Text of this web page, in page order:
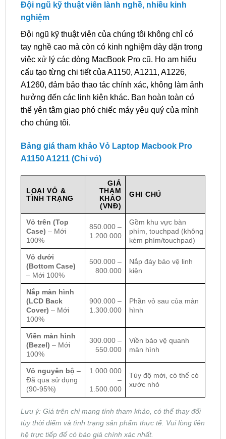
Đội ngũ kỹ thuật viên lành nghề, nhiều kinh
nghiệm
Đội ngũ kỹ thuật viên của chúng tôi không chỉ có
tay nghề cao mà còn có kinh nghiệm dày dặn trong
việc xử lý các dòng MacBook Pro cũ. Họ am hiểu
cấu tạo từng chi tiết của A1150, A1211, A1226,
A1260, đảm bảo thao tác chính xác, không làm ảnh
hưởng đến các linh kiện khác. Bạn hoàn toàn có
thể yên tâm giao phó chiếc máy yêu quý của mình
cho chúng tôi.
Bảng giá tham khảo Vỏ Laptop Macbook Pro
A1150 A1211 (Chỉ vỏ)
LOẠI VỎ &
TÌNH TRẠNG
GIÁ
THAM
KHẢO
(VNĐ)
GHI CHÚ
Vỏ trên (Top
Case) – Mới
100%
850.000 –
1.200.000
Gồm khu vực bàn
phím, touchpad (không
kèm phím/touchpad)
Vỏ dưới
(Bottom Case)
– Mới 100%
500.000 –
800.000
Nắp đáy bảo vệ linh
kiện
Nắp màn hình
(LCD Back
Cover) – Mới
100%
900.000 –
1.300.000
Phần vỏ sau của màn
hình
Viền màn hình
(Bezel) – Mới
100%
300.000 –
550.000
Viền bảo vệ quanh
màn hình
Vỏ nguyên bộ –
Đã qua sử dụng
(90-95%)
1.000.000
–
1.500.000
Tùy độ mới, có thể có
xước nhỏ
Lưu ý: Giá trên chỉ mang tính tham khảo, có thể thay đổi
tùy thời điểm và tình trạng sản phẩm thực tế. Vui lòng liên
hệ trực tiếp để có báo giá chính xác nhất.